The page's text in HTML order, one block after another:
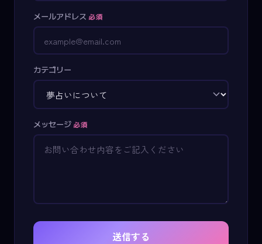
メールアドレス 必須
カテゴリー
メッセージ 必須
送信する